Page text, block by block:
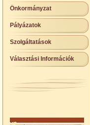
Önkormányzat
Pályázatok
Szolgáltatások
Választási Információk